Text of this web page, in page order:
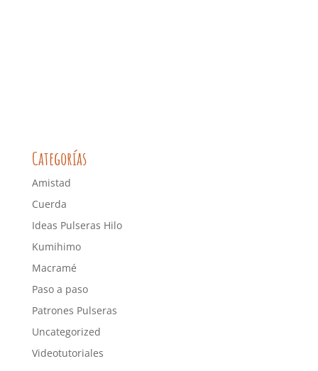
Categorías
Amistad
Cuerda
Ideas Pulseras Hilo
Kumihimo
Macramé
Paso a paso
Patrones Pulseras
Uncategorized
Videotutoriales